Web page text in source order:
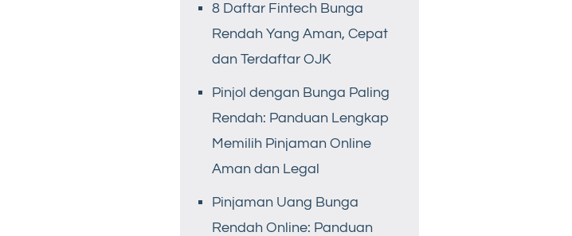
8 Daftar Fintech Bunga
Rendah Yang Aman, Cepat
dan Terdaftar OJK
Pinjol dengan Bunga Paling
Rendah: Panduan Lengkap
Memilih Pinjaman Online
Aman dan Legal
Pinjaman Uang Bunga
Rendah Online: Panduan